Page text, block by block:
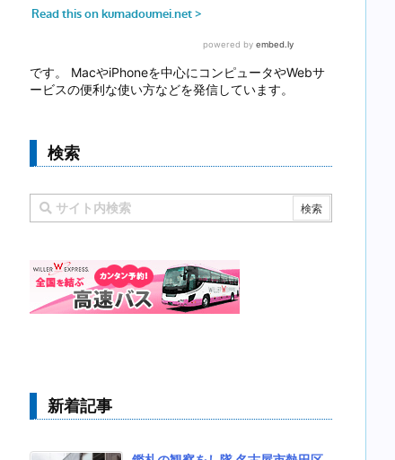
です。 MacやiPhoneを中心にコンピュータやWebサ
ービスの便利な使い方などを発信しています。
検索
新着記事